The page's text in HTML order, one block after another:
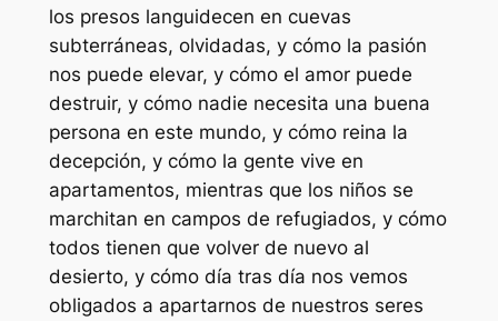
los presos languidecen en cuevas
subterráneas, olvidadas, y cómo la pasión
nos puede elevar, y cómo el amor puede
destruir, y cómo nadie necesita una buena
persona en este mundo, y cómo reina la
decepción, y cómo la gente vive en
apartamentos, mientras que los niños se
marchitan en campos de refugiados, y cómo
todos tienen que volver de nuevo al
desierto, y cómo día tras día nos vemos
obligados a apartarnos de nuestros seres